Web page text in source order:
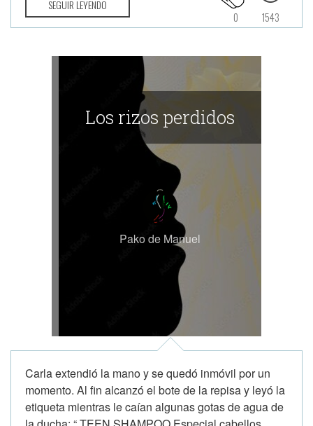
SEGUIR LEYENDO
1543
0
Los rizos perdidos
Pako de Manuel
Carla extendió la mano y se quedó inmóvil por un
momento. Al fin alcanzó el bote de la repisa y leyó la
etiqueta mientras le caían algunas gotas de agua de